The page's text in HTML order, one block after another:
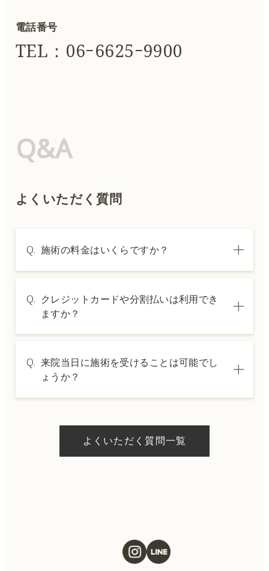
電話番号
TEL：06ｰ6625ｰ9900
Q&A
よくいただく質問
Q. 施術の料金はいくらですか？
は料金表ページをご確認いただくか、カウン
セリングでご案内いたします。
Q. クレジットカードや分割払いは利用でき
ますか？
した分割払いも可能です。詳細は受付スタッ
フにお問い合わせください。
Q. 来院当日に施術を受けることは可能でし
ょうか？
ただける施術もございます。当日の施術をご
希望の場合は、ご予約の際にお気軽にご相談
よくいただく質問一覧